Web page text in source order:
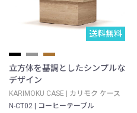
送料無料
立方体を基調としたシンプルな
デザイン
KARIMOKU CASE | カリモク ケース
N-CT02 | コーヒーテーブル